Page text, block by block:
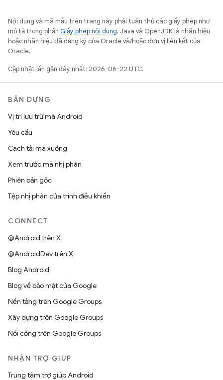
Nội dung và mã mẫu trên trang này phải tuân thủ các giấy phép như
mô tả trong phần Giấy phép nội dung. Java và OpenJDK là nhãn hiệu
hoặc nhãn hiệu đã đăng ký của Oracle và/hoặc đơn vị liên kết của
Oracle.
Cập nhật lần gần đây nhất: 2026-06-22 UTC.
BẢN DỰNG
Vị trí lưu trữ mã Android
Yêu cầu
Cách tải mã xuống
Xem trước mã nhị phân
Phiên bản gốc
Tệp nhị phân của trình điều khiển
CONNECT
@Android trên X
@AndroidDev trên X
Blog Android
Blog về bảo mật của Google
Nền tảng trên Google Groups
Xây dựng trên Google Groups
Nối cổng trên Google Groups
NHẬN TRỢ GIÚP
Trung tâm trợ giúp Android